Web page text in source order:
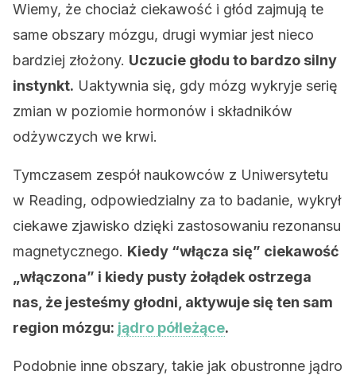
Wiemy, że chociaż ciekawość i głód zajmują te
same obszary mózgu, drugi wymiar jest nieco
bardziej złożony. Uczucie głodu to bardzo silny
instynkt. Uaktywnia się, gdy mózg wykryje serię
zmian w poziomie hormonów i składników
odżywczych we krwi.
Tymczasem zespół naukowców z Uniwersytetu
w Reading, odpowiedzialny za to badanie, wykrył
ciekawe zjawisko dzięki zastosowaniu rezonansu
magnetycznego. Kiedy “włącza się” ciekawość
„włączona” i kiedy pusty żołądek ostrzega
nas, że jesteśmy głodni, aktywuje się ten sam
region mózgu: jądro półleżące.
Podobnie inne obszary, takie jak obustronne jądro